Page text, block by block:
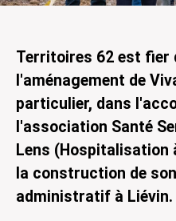
Territoires 62 est fier
l'aménagement de
particulier, dans
l'association Santé
Lens (Hospitalisation
la construction de
administratif à Liévin.